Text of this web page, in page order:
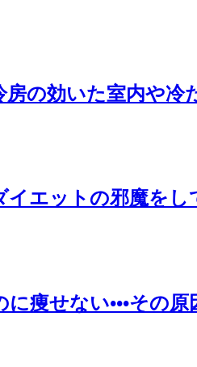
房の効いた室内や
イエットの邪魔をし
に痩せない•••その